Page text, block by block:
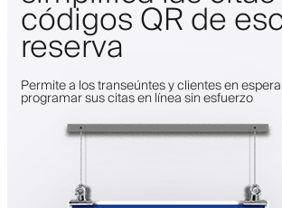
códigos QR de
reserva
Permite a los transeúntes y clientes en
programar sus citas en línea sin esfuerzo